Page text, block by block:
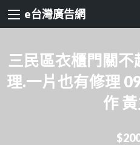
e台灣廣告網
三民區衣櫃門關
理.一片也有修理
作